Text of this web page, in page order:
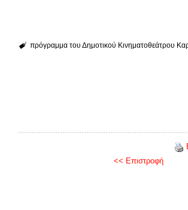
πρόγραμμα του Δημοτικού Κινηματοθεάτρου
<< Επιστροφή